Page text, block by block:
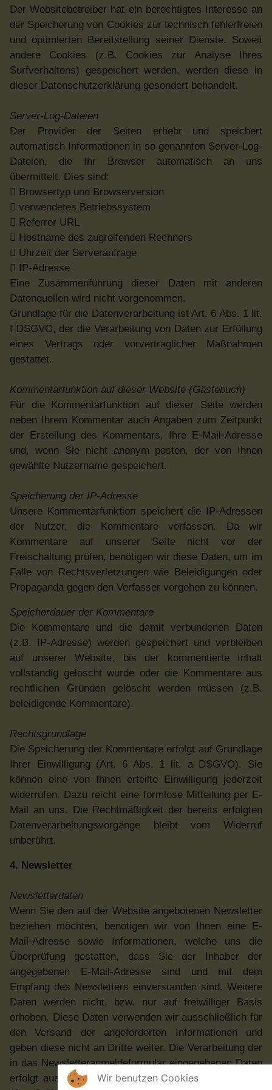
Der Websitebetreiber hat ein berechtigtes Interesse an
der Speicherung von Cookies zur technisch fehlerfreien
und optimierten Bereitstellung seiner Dienste. Soweit
andere Cookies (z.B. Cookies zur Analyse Ihres
Surfverhaltens) gespeichert werden, werden diese in
dieser Datenschutzerklärung gesondert behandelt.
Server-Log-Dateien
Der Provider der Seiten erhebt und speichert
automatisch Informationen in so genannten Server-Log-
Dateien, die Ihr Browser automatisch an uns
übermittelt. Dies sind:
 Browsertyp und Browserversion
 verwendetes Betriebssystem
 Referrer URL
 Hostname des zugreifenden Rechners
 Uhrzeit der Serveranfrage
 IP-Adresse
Eine Zusammenführung dieser Daten mit anderen
Datenquellen wird nicht vorgenommen.
Grundlage für die Datenverarbeitung ist Art. 6 Abs. 1 lit.
f DSGVO, der die Verarbeitung von Daten zur Erfüllung
eines Vertrags oder vorvertraglicher Maßnahmen
gestattet.
Kommentarfunktion auf dieser Website (Gästebuch)
Für die Kommentarfunktion auf dieser Seite werden
neben Ihrem Kommentar auch Angaben zum Zeitpunkt
der Erstellung des Kommentars, Ihre E-Mail-Adresse
und, wenn Sie nicht anonym posten, der von Ihnen
gewählte Nutzername gespeichert.
Speicherung der IP-Adresse
Unsere Kommentarfunktion speichert die IP-Adressen
der Nutzer, die Kommentare verfassen. Da wir
Kommentare auf unserer Seite nicht vor der
Freischaltung prüfen, benötigen wir diese Daten, um im
Falle von Rechtsverletzungen wie Beleidigungen oder
Propaganda gegen den Verfasser vorgehen zu können.
Speicherdauer der Kommentare
Die Kommentare und die damit verbundenen Daten
(z.B. IP-Adresse) werden gespeichert und verbleiben
auf unserer Website, bis der kommentierte Inhalt
vollständig gelöscht wurde oder die Kommentare aus
rechtlichen Gründen gelöscht werden müssen (z.B.
beleidigende Kommentare).
Rechtsgrundlage
Die Speicherung der Kommentare erfolgt auf Grundlage
Ihrer Einwilligung (Art. 6 Abs. 1 lit. a DSGVO). Sie
können eine von Ihnen erteilte Einwilligung jederzeit
widerrufen. Dazu reicht eine formlose Mitteilung per E-
Mail an uns. Die Rechtmäßigkeit der bereits erfolgten
Datenverarbeitungsvorgänge bleibt vom Widerruf
unberührt.
4. Newsletter
Newsletterdaten
Wenn Sie den auf der Website angebotenen Newsletter
beziehen möchten, benötigen wir von Ihnen eine E-
Mail-Adresse sowie Informationen, welche uns die
Überprüfung gestatten, dass Sie der Inhaber der
angegebenen E-Mail-Adresse sind und mit dem
Empfang des Newsletters einverstanden sind. Weitere
Daten werden nicht, bzw. nur auf freiwilliger Basis
erhoben. Diese Daten verwenden wir ausschließlich für
den Versand der angeforderten Informationen und
geben diese nicht an Dritte weiter. Die Verarbeitung der
in das Newsletteranmeldeformular eingegebenen Daten
erfolgt ausschließlich auf Grundlage Ihrer Einwilligung
Wir benutzen Cookies